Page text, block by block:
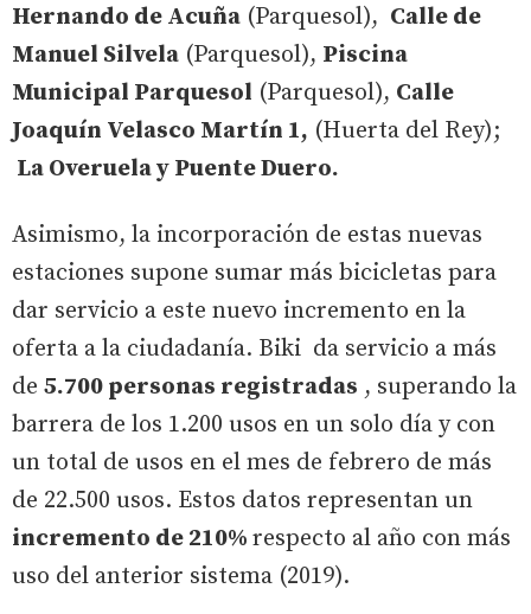
Hernando de Acuña (Parquesol), Calle de
Manuel Silvela (Parquesol), Piscina
Municipal Parquesol (Parquesol), Calle
Joaquín Velasco Martín 1, (Huerta del Rey);
La Overuela y Puente Duero.
Asimismo, la incorporación de estas nuevas
estaciones supone sumar más bicicletas para
dar servicio a este nuevo incremento en la
oferta a la ciudadanía. Biki da servicio a más
de 5.700 personas registradas , superando la
barrera de los 1.200 usos en un solo día y con
un total de usos en el mes de febrero de más
de 22.500 usos. Estos datos representan un
incremento de 210% respecto al año con más
uso del anterior sistema (2019).